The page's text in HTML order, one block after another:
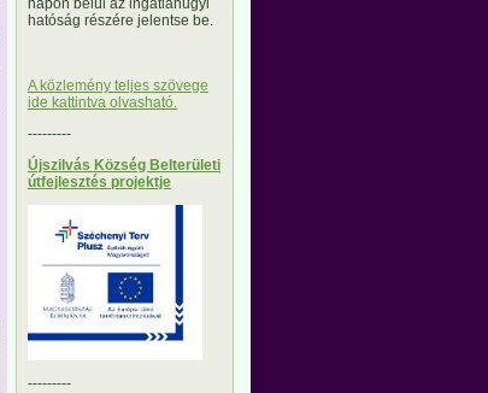
napon belül az ingatlanügyi
hatóság részére jelentse be.
A közlemény teljes szövege
ide kattintva olvasható.
---------
Újszilvás Község Belterületi
útfejlesztés projektje
---------